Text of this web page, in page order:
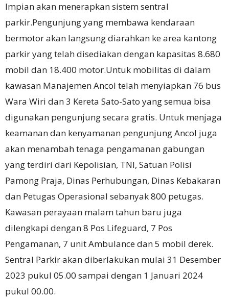
Impian akan menerapkan sistem sentral
parkir.Pengunjung yang membawa kendaraan
bermotor akan langsung diarahkan ke area kantong
parkir yang telah disediakan dengan kapasitas 8.680
mobil dan 18.400 motor.Untuk mobilitas di dalam
kawasan Manajemen Ancol telah menyiapkan 76 bus
Wara Wiri dan 3 Kereta Sato-Sato yang semua bisa
digunakan pengunjung secara gratis. Untuk menjaga
keamanan dan kenyamanan pengunjung Ancol juga
akan menambah tenaga pengamanan gabungan
yang terdiri dari Kepolisian, TNI, Satuan Polisi
Pamong Praja, Dinas Perhubungan, Dinas Kebakaran
dan Petugas Operasional sebanyak 800 petugas.
Kawasan perayaan malam tahun baru juga
dilengkapi dengan 8 Pos Lifeguard, 7 Pos
Pengamanan, 7 unit Ambulance dan 5 mobil derek.
Sentral Parkir akan diberlakukan mulai 31 Desember
2023 pukul 05.00 sampai dengan 1 Januari 2024
pukul 00.00.